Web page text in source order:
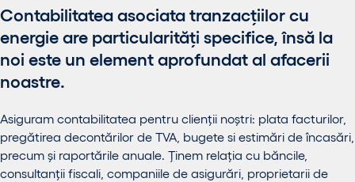
Contabilitatea asociata tranzacțiilor cu
energie are particularități specifice, însă la
noi este un element aprofundat al afacerii
noastre.
Asiguram contabilitatea pentru clienții noștri: plata facturilor,
pregătirea decontărilor de TVA, bugete si estimări de încasări,
precum și raportările anuale. Ținem relația cu băncile,
consultanții fiscali, companiile de asigurări, proprietarii de